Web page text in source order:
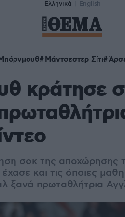
Ελληνικά English
Μάντσεστερ Σίτι
κράτησε
σοκ της αποχώρησης
και τις όποιες
ξανά πρωταθλήτρια